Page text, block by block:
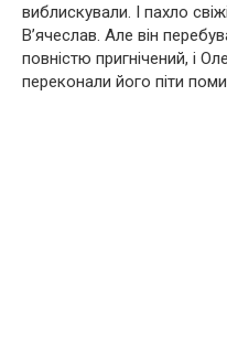
виблискували. І пахло
В’ячеслав. Але він
повністю пригнічений, і
переконали його піти